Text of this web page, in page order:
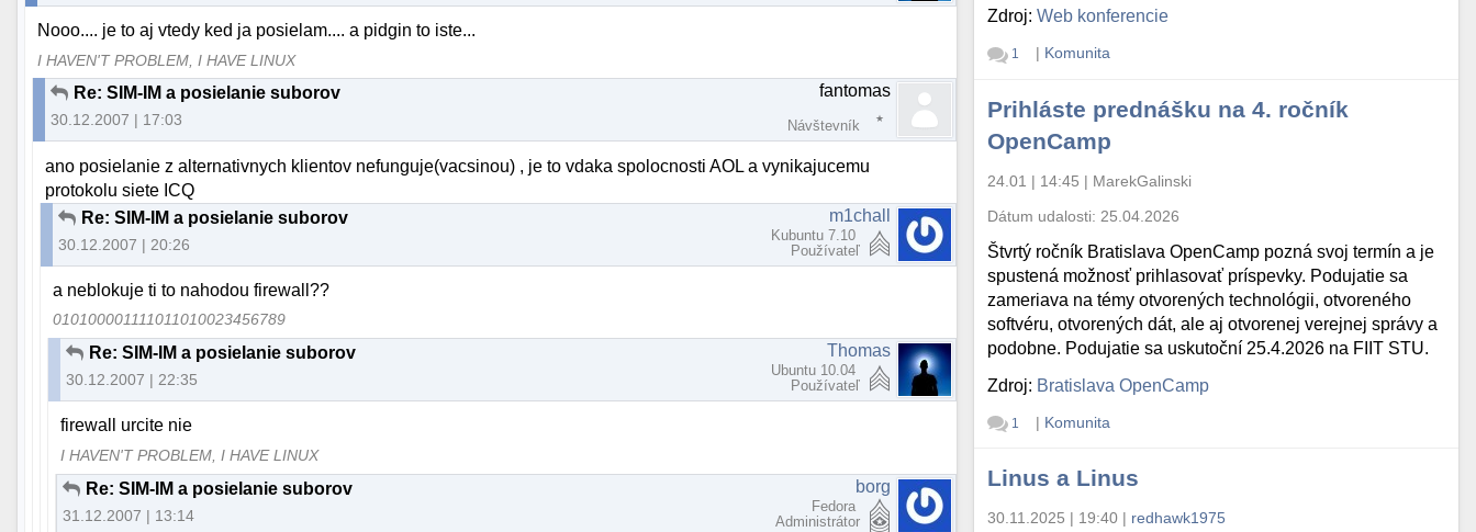
Nooo.... je to aj vtedy ked ja posielam.... a pidgin to iste...
I HAVEN'T PROBLEM, I HAVE LINUX
Re: SIM-IM a posielanie suborov
30.12.2007 | 17:03
fantomas
Návštevník
ano posielanie z alternativnych klientov nefunguje(vacsinou) , je to vdaka spolocnosti AOL a vynikajucemu
protokolu siete ICQ
Re: SIM-IM a posielanie suborov
30.12.2007 | 20:26
m1chall
Kubuntu 7.10
Používateľ
a neblokuje ti to nahodou firewall??
010100001111011010023456789
Re: SIM-IM a posielanie suborov
30.12.2007 | 22:35
Thomas
Ubuntu 10.04
Používateľ
firewall urcite nie
I HAVEN'T PROBLEM, I HAVE LINUX
Re: SIM-IM a posielanie suborov
31.12.2007 | 13:14
borg
Fedora
Administrátor
Zdroj:Web konferencie
1 | Komunita
Prihláste prednášku na 4. ročník
OpenCamp
24.01 | 14:45 | MarekGalinski
Dátum udalosti: 25.04.2026
Štvrtý ročník Bratislava OpenCamp pozná svoj termín a je
spustená možnosť prihlasovať príspevky. Podujatie sa
zameriava na témy otvorených technológii, otvoreného
softvéru, otvorených dát, ale aj otvorenej verejnej správy a
podobne. Podujatie sa uskutoční 25.4.2026 na FIIT STU.
Zdroj: Bratislava OpenCamp
1 | Komunita
Linus a Linus
30.11.2025 | 19:40 | redhawk1975